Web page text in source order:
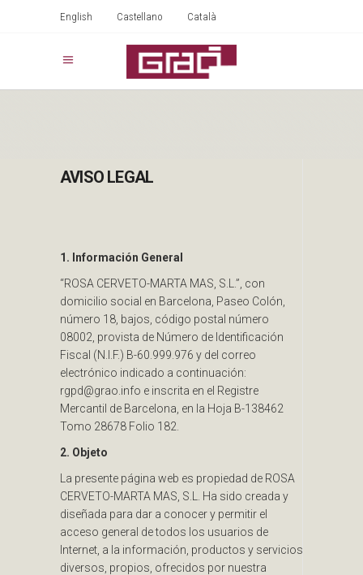
English Castellano Català
AVISO LEGAL
1. Información General
“ROSA CERVETO-MARTA MAS, S.L.”, con
domicilio social en Barcelona, Paseo Colón,
número 18, bajos, código postal número
08002, provista de Número de Identificación
Fiscal (N.I.F.) B-60.999.976 y del correo
electrónico indicado a continuación:
rgpd@grao.info e inscrita en el Registre
Mercantil de Barcelona, en la Hoja B-138462
Tomo 28678 Folio 182.
2. Objeto
La presente página web es propiedad de ROSA
CERVETO-MARTA MAS, S.L. Ha sido creada y
diseñada para dar a conocer y permitir el
acceso general de todos los usuarios de
Internet, a la información, productos y servicios
diversos, propios, ofrecidos por nuestra